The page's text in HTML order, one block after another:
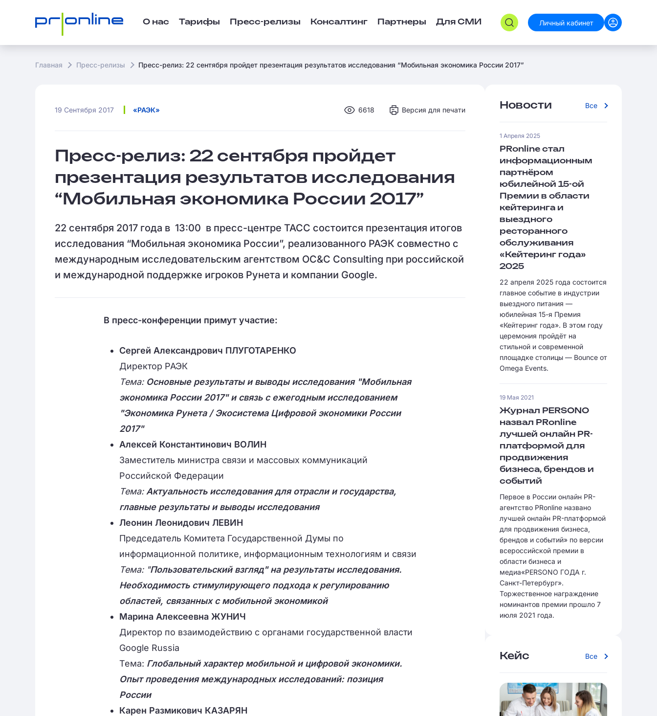
О нас Тарифы Пресс-релизы Консалтинг Партнеры Для СМИ Личный кабинет
Главная Пресс-релизы Пресс-релиз: 22 сентября пройдет презентация результатов исследования “Мобильная экономика России 2017”
19 Сентября 2017 «РАЭК» 6618 Версия для печати
Пресс-релиз: 22 сентября пройдет
презентация результатов исследования
“Мобильная экономика России 2017”
22 сентября 2017 года в 13:00 в пресс-центре ТАСС состоится презентация итогов
исследования “Мобильная экономика России”, реализованного РАЭК совместно с
международным исследовательским агентством OC&C Consulting при российской
и международной поддержке игроков Рунета и компании Google.
В пресс-конференции примут участие:
Сергей Александрович ПЛУГОТАРЕНКО
Директор РАЭК
Тема: Основные результаты и выводы исследования "Мобильная
экономика России 2017" и связь с ежегодным исследованием
"Экономика Рунета / Экосистема Цифровой экономики России
2017"
Алексей Константинович ВОЛИН
Заместитель министра связи и массовых коммуникаций
Российской Федерации
Тема: Актуальность исследования для отрасли и государства,
главные результаты и выводы исследования
Леонин Леонидович ЛЕВИН
Председатель Комитета Государственной Думы по
информационной политике, информационным технологиям и связи
Тема: "Пользовательский взгляд" на результаты исследования.
Необходимость стимулирующего подхода к регулированию
областей, связанных с мобильной экономикой
Марина Алексеевна ЖУНИЧ
Директор по взаимодействию с органами государственной власти
Google Russia
Тема: Глобальный характер мобильной и цифровой экономики.
Опыт проведения международных исследований: позиция
России
Карен Размикович КАЗАРЯН
Новости Все
1 Апреля 2025
PRonline стал
информационным
партнёром
юбилейной 15-ой
Премии в области
кейтеринга и
выездного
ресторанного
обслуживания
«Кейтеринг года»
2025
22 апреля 2025 года состоится
главное событие в индустрии
выездного питания —
юбилейная 15-я Премия
«Кейтеринг года». В этом году
церемония пройдёт на
стильной и современной
площадке столицы — Bounce от
Omega Events.
19 Мая 2021
Журнал PERSONO
назвал PRonline
лучшей онлайн PR-
платформой для
продвижения
бизнеса, брендов и
событий
Первое в России онлайн PR-
агентство PRonline названо
лучшей онлайн PR-платформой
для продвижения бизнеса,
брендов и событий» по версии
всероссийской премии в
области бизнеса и
медиа«PERSONO ГОДА г.
Санкт-Петербург».
Торжественное награждение
номинантов премии прошло 7
июля 2021 года.
Кейс Все